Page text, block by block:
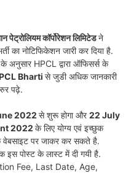
पेट्रोलियम कॉर्पोरेशन लिमिटेडने
का नोटिफिकेशन जारी कर दिया है.
के अनुसार HPCL द्वारा ऑफिसर्स के
Bharti से जुडी अधिक जानकारी
पढ़े.
2022 से शुरू होगा और22 July
2022 के लिए योग्य एवं इच्छुक
वेबसाइट पर जाकर कर सकते है.
पोस्ट के लास्ट में दी गयी है.
Fee, Last Date, Age,